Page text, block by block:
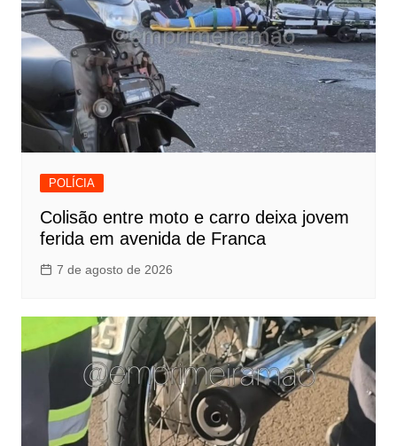
POLÍCIA
Colisão entre moto e carro deixa jovem
ferida em avenida de Franca
7 de agosto de 2026